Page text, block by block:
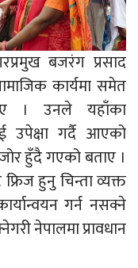
बजरंग प्रसाद
कार्यमा समेत
। उनले यहाँका
उपेक्षा गर्दै आएको
हुँदै गएको बताए ।
हुनु चिन्ता व्यक्त
गर्न नसक्ने
नेपालमा प्रावधान